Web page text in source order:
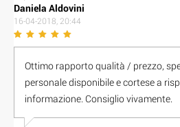
Daniela Aldovini
16-04-2018, 20:44
Ottimo rapporto qualità / prezzo,
personale disponibile e cortese a
informazione. Consiglio vivamente.